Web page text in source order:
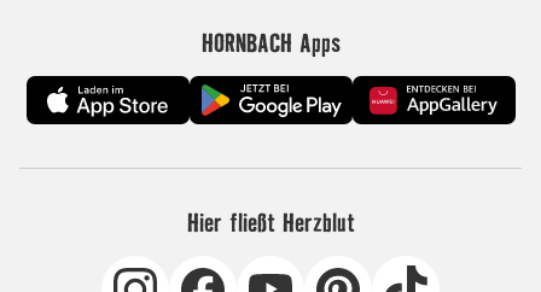
HORNBACH Apps
Hier fließt Herzblut